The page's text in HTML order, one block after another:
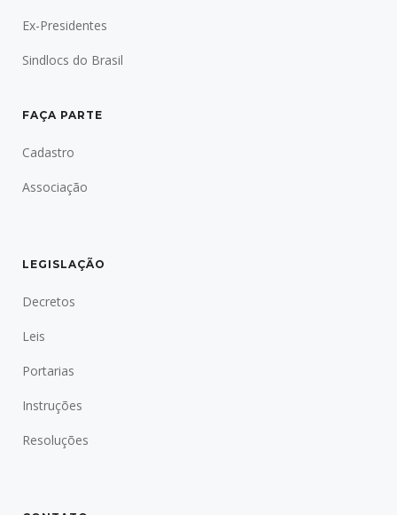
Ex-Presidentes
Sindlocs do Brasil
FAÇA PARTE
Cadastro
Associação
LEGISLAÇÃO
Decretos
Leis
Portarias
Instruções
Resoluções